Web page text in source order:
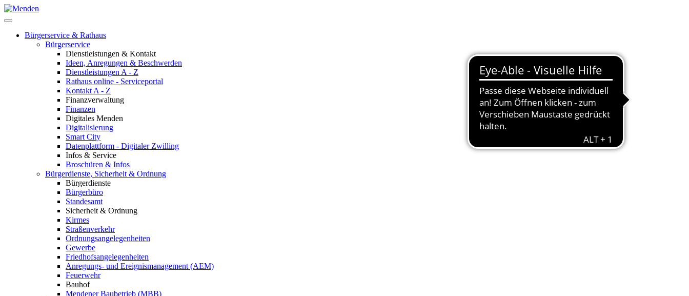
Bürgerservice & Rathaus
Bürgerservice
Dienstleistungen & Kontakt
Ideen, Anregungen & Beschwerden
Dienstleistungen A - Z
Rathaus online - Serviceportal
Kontakt A - Z
Finanzverwaltung
Finanzen
Digitales Menden
Digitalisierung
Smart City
Datenplattform - Digitaler Zwilling
Infos & Service
Broschüren & Infos
Bürgerdienste, Sicherheit & Ordnung
Bürgerdienste
Bürgerbüro
Standesamt
Sicherheit & Ordnung
Kirmes
Straßenverkehr
Ordnungsangelegenheiten
Gewerbe
Friedhofsangelegenheiten
Anregungs- und Ereignismanagement (AEM)
Feuerwehr
Bauhof
Mendener Baubetrieb (MBB)